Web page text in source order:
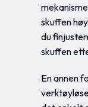
skuffen
du
skuffen
En annen